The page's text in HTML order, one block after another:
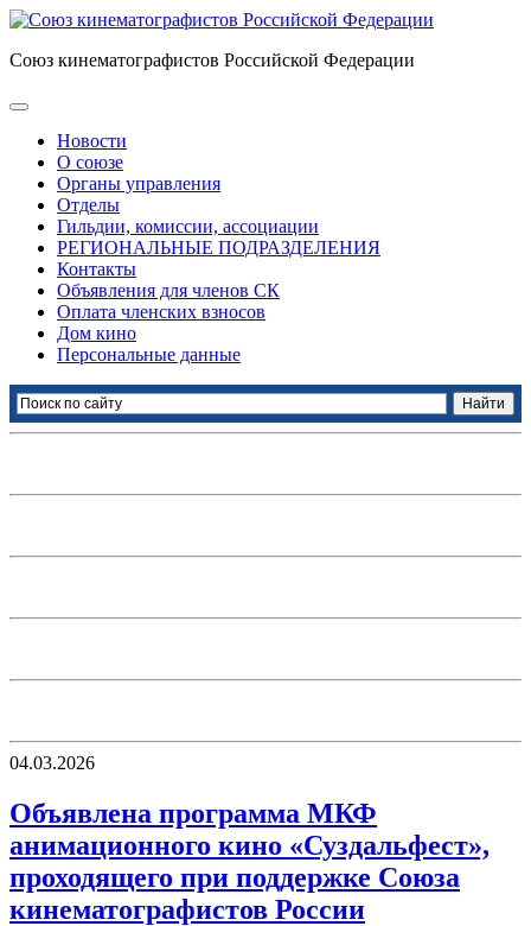
Союз кинематографистов Российской Федерации
Новости
О союзе
Органы управления
Отделы
Гильдии, комиссии, ассоциации
РЕГИОНАЛЬНЫЕ ПОДРАЗДЕЛЕНИЯ
Контакты
Объявления для членов СК
Оплата членских взносов
Дом кино
Персональные данные
04.03.2026
Объявлена программа МКФ
анимационного кино «Суздальфест»,
проходящего при поддержке Союза
кинематографистов России